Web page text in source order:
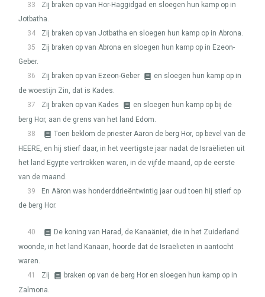
33
Zij braken op van Hor-Haggidgad en sloegen hun kamp op in
Jotbatha.
34
Zij braken op van Jotbatha en sloegen hun kamp op in Abrona.
35
Zij braken op van Abrona en sloegen hun kamp op in Ezeon-
Geber.
36
Zij braken op van Ezeon-Geber
en sloegen hun kamp op in
de woestijn Zin, dat is Kades.
37
Zij braken op van Kades
en sloegen hun kamp op bij de
berg Hor, aan de grens van het land Edom.
38
Toen beklom de priester Aäron de berg Hor, op bevel van de
HEERE, en hij stierf daar, in het veertigste jaar nadat de Israëlieten uit
het land Egypte vertrokken waren, in de vijfde maand, op de eerste
van de maand.
39
En Aäron was honderddrieëntwintig jaar oud toen hij stierf op
de berg Hor.
40
De koning van Harad, de Kanaäniet, die in het Zuiderland
woonde, in het land Kanaän, hoorde dat de Israëlieten in aantocht
waren.
41
Zij
braken op van de berg Hor en sloegen hun kamp op in
Zalmona.